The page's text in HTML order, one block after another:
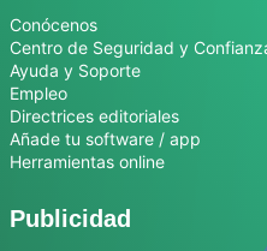
Conócenos
Centro de Seguridad y
Ayuda y Soporte
Empleo
Directrices editoriales
Añade tu software / app
Herramientas online
Publicidad